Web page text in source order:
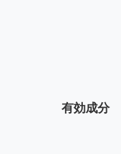
有効成分